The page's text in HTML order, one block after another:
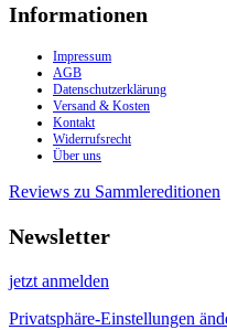
Informationen
Impressum
AGB
Datenschutzerklärung
Versand & Kosten
Kontakt
Widerrufsrecht
Über uns
Reviews zu Sammlereditionen
Newsletter
jetzt anmelden
Privatsphäre-Einstellungen